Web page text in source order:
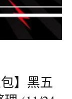
】黑五